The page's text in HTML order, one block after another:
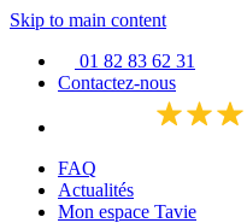
Skip to main content
01 82 83 62 31
Contactez-nous
FAQ
Actualités
Mon espace Tavie